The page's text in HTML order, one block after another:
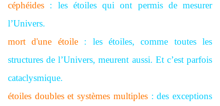
céphéides : les étoiles qui ont permis de mesurer
l’Univers.
mort d'une étoile
: les étoiles, comme toutes les
structures de l’Univers, meurent aussi. Et c’est parfois
cataclysmique.
étoiles doubles et systèmes multiples : des exceptions